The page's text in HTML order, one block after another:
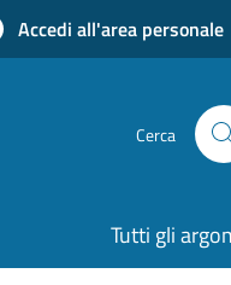
Accedi all'area personale
Cerca
Tutti gli